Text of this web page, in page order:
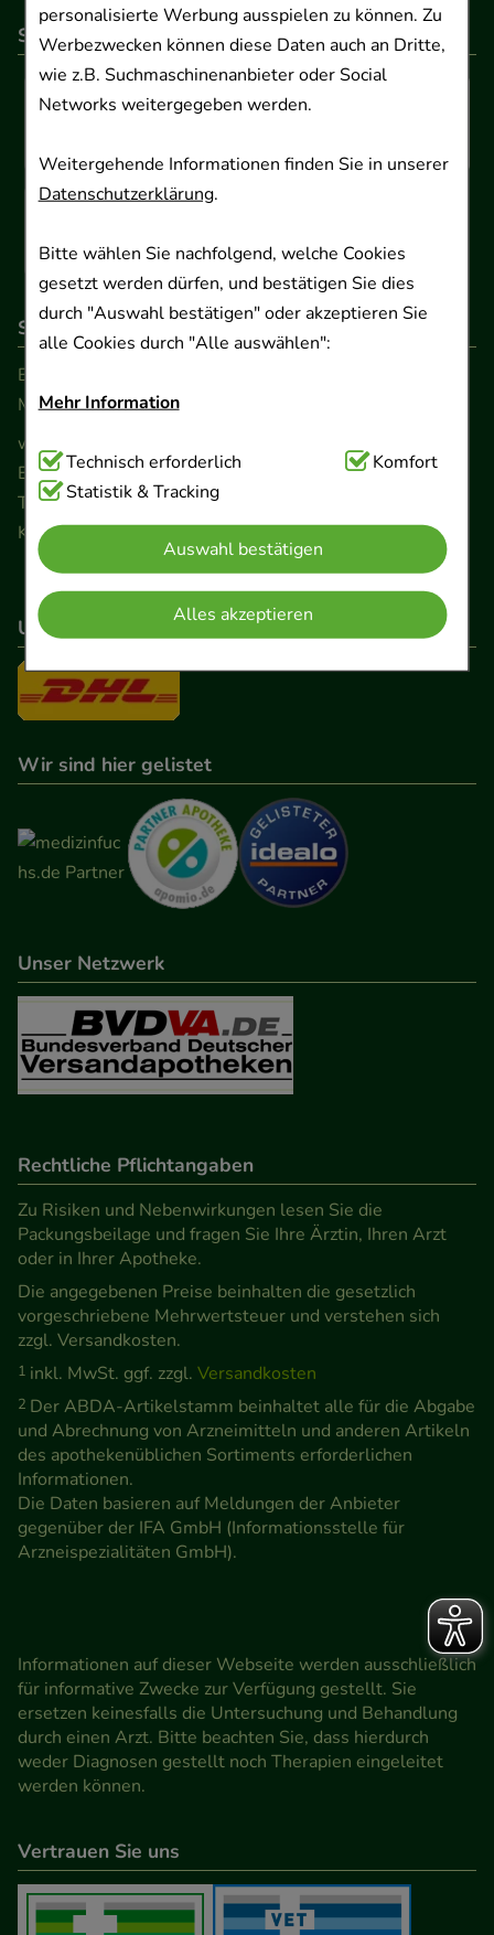
personalisierte Werbung ausspielen zu können. Zu
Werbezwecken können diese Daten auch an Dritte,
wie z.B. Suchmaschinenanbieter oder Social
Networks weitergegeben werden.
Weitergehende Informationen finden Sie in unserer
Datenschutzerklärung.
Bitte wählen Sie nachfolgend, welche Cookies
gesetzt werden dürfen, und bestätigen Sie dies
durch "Auswahl bestätigen" oder akzeptieren Sie
alle Cookies durch "Alle auswählen":
Mehr Information
Technisch Notwendig:Hierbei handelt es sich um
Cookies, die für die Grundfunktionen unserer
Website notwendig sind (z.B. Navigation,
Warenkorb, Kundenkonto), weshalb auf diese nicht
verzichtet werden kann.
Komfort:Diese Cookies werden genutzt um das
Einkaufserlebnis noch ansprechender zu gestalten,
beispielsweise für die Wiedererkennung des
Verhaltensweisen (z.B. Spracheinstellung)
anzupassen. Komfort-Cookies ermöglichen es uns
auch auf Ihre Bedürfnisse zugeschrittene Inhalte
anzuzeigen und unser Partnerprogramm zu
betreiben.
Informationen über die Art und Weise der Nutzung
unserer Website sammeln, mit deren Hilfe wir
unsere Website weiter für Sie optimieren können,
den Inhalt auf unserer Website aber auch die
Werbung auf Drittseiten möglichst relevant für Sie
Medien übertragen werden.
Technisch erforderlich
Komfort
Statistik & Tracking
Auswahl bestätigen
Alles akzeptieren
So können Sie bezahlen
So erreichen Sie uns
Beratung und Kundenservice:
Montag - Freitag von 9.00 bis 17.00 Uhr
www.ApoSalis.de
Ernst-August-Platz 2 · 30159 Hannover
Telefon 0511 89 71 80 0 · Fax 0511 89 71 80 11
Kontaktformular
Unser Versanddienstleister
Wir sind hier gelistet
Unser Netzwerk
Rechtliche Pflichtangaben
Zu Risiken und Nebenwirkungen lesen Sie die
Packungsbeilage und fragen Sie Ihre Ärztin, Ihren Arzt
oder in Ihrer Apotheke.
Die angegebenen Preise beinhalten die gesetzlich
vorgeschriebene Mehrwertsteuer und verstehen sich
zzgl. Versandkosten.
1 inkl. MwSt. ggf. zzgl. Versandkosten
2 Der ABDA-Artikelstamm beinhaltet alle für die Abgabe
und Abrechnung von Arzneimitteln und anderen Artikeln
des apothekenüblichen Sortiments erforderlichen
Informationen.
Die Daten basieren auf Meldungen der Anbieter
gegenüber der IFA GmbH (Informationsstelle für
Arzneispezialitäten GmbH).
Informationen auf dieser Webseite werden ausschließlich
für informative Zwecke zur Verfügung gestellt. Sie
ersetzen keinesfalls die Untersuchung und Behandlung
durch einen Arzt. Bitte beachten Sie, dass hierdurch
weder Diagnosen gestellt noch Therapien eingeleitet
werden können.
Vertrauen Sie uns